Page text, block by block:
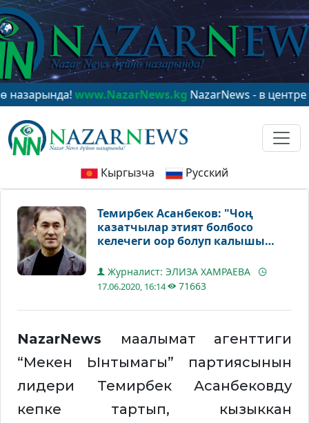
www.NazarNews.kgNazarNews - в центре
Кыргызча Русский
Темирбек Асанбеков: "Чоң
казатчылар этият болбосо
келечеги оор болуп калышы
Журналист: ЭЛИЗА ХАМРАЕВА
17.06.2020, 16:14 71663
NazarNews
маалымат агенттиги
“Мекен Ынтымагы” партиясынын
лидери Темирбек Асанбековду
кепке тартып, кызыккан